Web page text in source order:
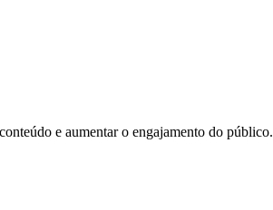
e aumentar o engajamento do público.